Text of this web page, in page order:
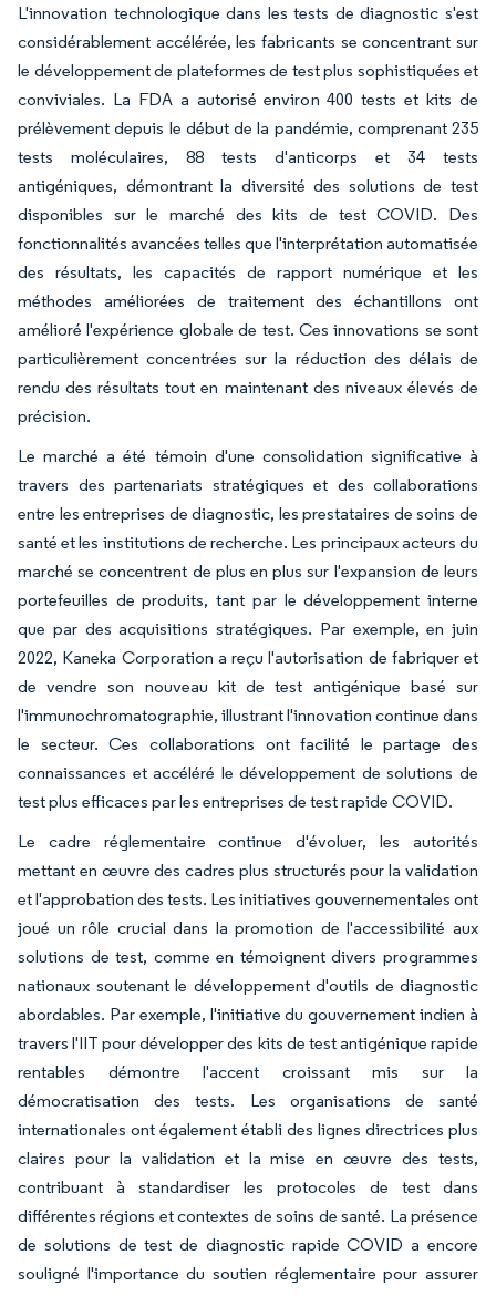
L'innovation technologique dans les tests de diagnostic s'est
considérablement accélérée, les fabricants se concentrant sur
le développement de plateformes de test plus sophistiquées et
conviviales. La FDA a autorisé environ 400 tests et kits de
prélèvement depuis le début de la pandémie, comprenant 235
tests moléculaires, 88 tests d'anticorps et 34 tests
antigéniques, démontrant la diversité des solutions de test
disponibles sur le marché des kits de test COVID. Des
fonctionnalités avancées telles que l'interprétation automatisée
des résultats, les capacités de rapport numérique et les
méthodes améliorées de traitement des échantillons ont
amélioré l'expérience globale de test. Ces innovations se sont
particulièrement concentrées sur la réduction des délais de
rendu des résultats tout en maintenant des niveaux élevés de
précision.
Le marché a été témoin d'une consolidation significative à
travers des partenariats stratégiques et des collaborations
entre les entreprises de diagnostic, les prestataires de soins de
santé et les institutions de recherche. Les principaux acteurs du
marché se concentrent de plus en plus sur l'expansion de leurs
portefeuilles de produits, tant par le développement interne
que par des acquisitions stratégiques. Par exemple, en juin
2022, Kaneka Corporation a reçu l'autorisation de fabriquer et
de vendre son nouveau kit de test antigénique basé sur
l'immunochromatographie, illustrant l'innovation continue dans
le secteur. Ces collaborations ont facilité le partage des
connaissances et accéléré le développement de solutions de
test plus efficaces par les entreprises de test rapide COVID.
Le cadre réglementaire continue d'évoluer, les autorités
mettant en œuvre des cadres plus structurés pour la validation
et l'approbation des tests. Les initiatives gouvernementales ont
joué un rôle crucial dans la promotion de l'accessibilité aux
solutions de test, comme en témoignent divers programmes
nationaux soutenant le développement d'outils de diagnostic
abordables. Par exemple, l'initiative du gouvernement indien à
travers l'IIT pour développer des kits de test antigénique rapide
rentables démontre l'accent croissant mis sur la
démocratisation des tests. Les organisations de santé
internationales ont également établi des lignes directrices plus
claires pour la validation et la mise en œuvre des tests,
contribuant à standardiser les protocoles de test dans
différentes régions et contextes de soins de santé. La présence
de solutions de test de diagnostic rapide COVID a encore
souligné l'importance du soutien réglementaire pour assurer